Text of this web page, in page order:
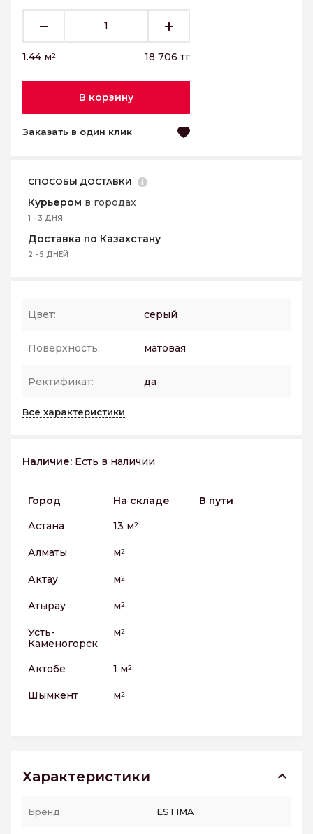
1.44 м2 18 706 тг
В корзину
Заказать в один клик
СПОСОБЫ ДОСТАВКИ
Курьером в городах
1 - 3 ДНЯ
Доставка по Казахстану
2 - 5 ДНЕЙ
Цвет: серый
Поверхность: матовая
Ректификат: да
Все характеристики
Наличие: Есть в наличии
Город На складе
В пути
Астана
13 м2
Алматы м2
Актау м2
Атырау м2
Усть-
Каменогорск
м2
Актобе 1 м2
Шымкент м2
Характеристики
Бренд: ESTIMA